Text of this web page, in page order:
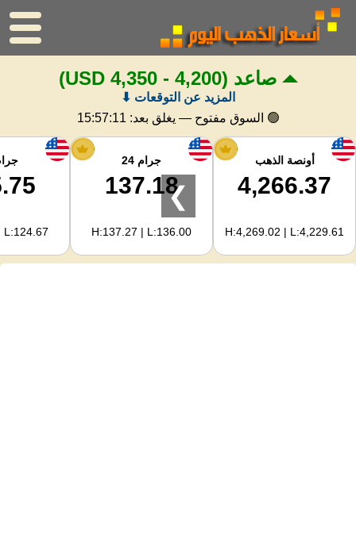
الرئيسية
سعر الذهب
اسعار الفضه
حاسبة الذهب
لمشرفي المواقع
صاعد (4,200 - 4,350 USD)
المزيد عن التوقعات ⬇
🟢 السوق مفتوح — يغلق بعد: 15:57:10
أونصة الذهب
4,266.37
H:4,269.02 | L:4,229.61
جرام 24
137.18
H:137.27 | L:136.00
L:124.67
❯